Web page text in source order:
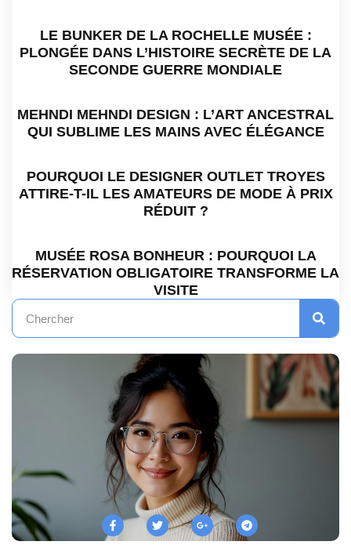
LE BUNKER DE LA ROCHELLE MUSÉE :
PLONGÉE DANS L’HISTOIRE SECRÈTE DE LA
SECONDE GUERRE MONDIALE
MEHNDI MEHNDI DESIGN : L’ART ANCESTRAL
QUI SUBLIME LES MAINS AVEC ÉLÉGANCE
POURQUOI LE DESIGNER OUTLET TROYES
ATTIRE-T-IL LES AMATEURS DE MODE À PRIX
RÉDUIT ?
MUSÉE ROSA BONHEUR : POURQUOI LA
RÉSERVATION OBLIGATOIRE TRANSFORME LA
VISITE